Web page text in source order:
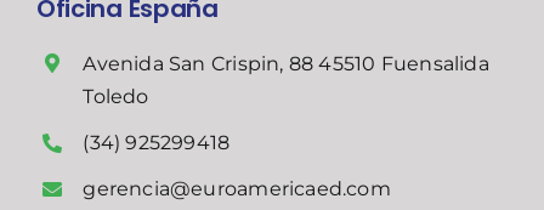
Oficina España
Avenida San Crispin, 88 45510 Fuensalida
Toledo
(34) 925299418
gerencia@euroamericaed.com